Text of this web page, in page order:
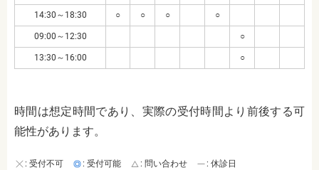
14:30～18:30 ○ ○ ○ ○
09:00～12:30 ○
13:30～16:00 ○
時間は想定時間であり、実際の受付時間より前後する可
能性があります。
: 受付不可 : 受付可能 : 問い合わせ : 休診日